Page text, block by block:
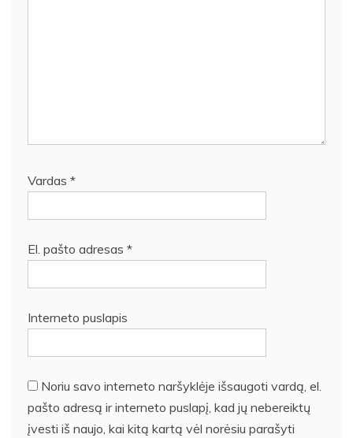
Vardas *
El. pašto adresas *
Interneto puslapis
Noriu savo interneto naršyklėje išsaugoti vardą, el.
pašto adresą ir interneto puslapį, kad jų nebereiktų
įvesti iš naujo, kai kitą kartą vėl norėsiu parašyti